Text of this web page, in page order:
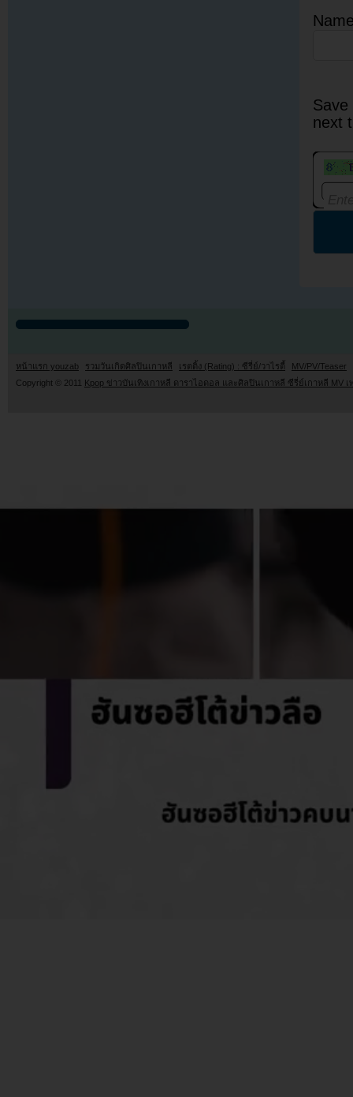
next
หน้าแรก youzab รวมวันเกิดศิลปินเกาหลี เรตติ้ง (Rating) : ซีรี่ย์/วาไรตี้
MV/PV/Teaser
Copyright © 2011
Kpop ข่าวบันเทิงเกาหลี ดาราไอดอล และศิลปินเกาหลี ซีรี่ย์เกาหลี MV